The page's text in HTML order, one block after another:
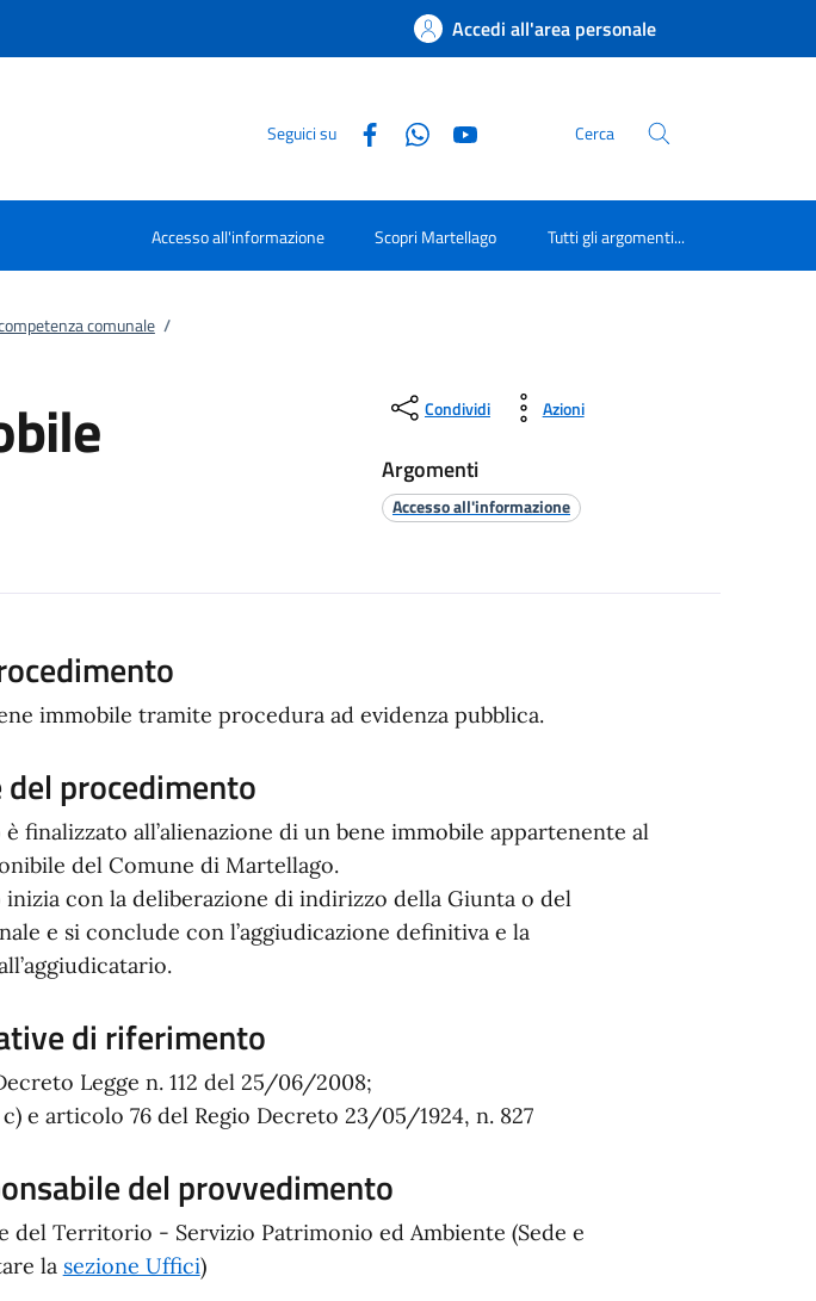
Accedi all'area personale
Seguici su Cerca
Accesso all'informazione Scopri Martellago Tutti gli argomenti...
comunale /
Condividi Azioni
Argomenti
Accesso all'informazione
immobile tramite procedura ad evidenza pubblica.
del procedimento
finalizzato all’alienazione di un bene immobile appartenente al
del Comune di Martellago.
con la deliberazione di indirizzo della Giunta o del
e si conclude con l’aggiudicazione definitiva e la
di riferimento
Legge n. 112 del 25/06/2008;
e articolo 76 del Regio Decreto 23/05/1924, n. 827
del provvedimento
del Territorio - Servizio Patrimonio ed Ambiente (Sede e
la sezione Uffici)